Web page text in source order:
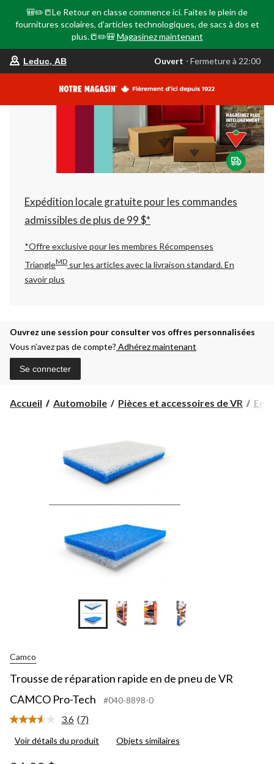
🎒✏️📒Le Retour en classe commence ici. Faites le plein de
fournitures scolaires, d'articles technologiques, de sacs à dos et
plus.📒✏️🎒 Magasinez maintenant
votre
est
AB,
Ouvert,
Fermeture
à
22:00
changer
Leduc, AB Ouvert ⋅ Fermeture à 22:00
Expédition locale gratuite pour les commandes
admissibles de plus de 99 $*
*Offre exclusive pour les membres Récompenses
TriangleMD sur les articles avec la livraison standard.En
savoir plus
Ouvrez une session pour consulter vos offres personnalisées
Vous n’avez pas de compte? Adhérez maintenant
Se connecter
Accueil Automobile Pièces et accessoires de VR
+3
Camco
Trousse de réparation rapide en de pneu de VR
CAMCO Pro-Tech
#040-8898-0
3.6 Lire
7
(7)
Voir détails du produit Objets similaires